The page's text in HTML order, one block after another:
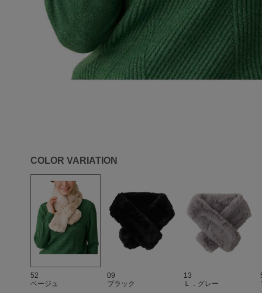
COLOR VARIATION
52
ベージュ
09
ブラック
13
Ｌ．グレー